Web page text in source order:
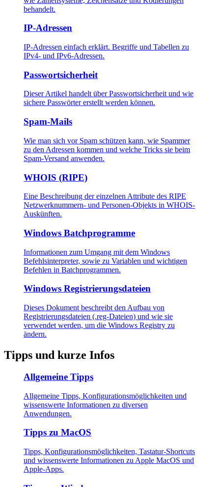
behandelt.
IP-Adressen
IP-Adressen einfach erklärt. Begriffe und Tabellen zu
IPv4- und IPv6-Adressen.
Passwortsicherheit
Dieser Artikel handelt über Passwortsicherheit und wie
sichere Passwörter erstellt werden können.
Spam-Mails
Wie man sich vor Spam schützen kann, wie Spammer
zu den Adressen kommen und welche Tricks sie beim
Spam-Versand anwenden.
WHOIS (RIPE)
Eine Beschreibung der einzelnen Attribute des RIPE
Netzwerknummern- und Personen-Objekts in WHOIS-
Auskünften.
Windows Batchprogramme
Informationen zum Umgang mit dem Windows
Befehlsinterpreter, sowie zu Variablen und wichtigen
Befehlen in Batchprogrammen.
Windows Registrierungsdateien
Dieses Dokument beschreibt den Aufbau von
Registrierungsdateien (.reg-Dateien) und wie sie
verwendet werden, um die Windows Registry zu
ändern.
Tipps und kurze Infos
Allgemeine Tipps
Allgemeine Tipps, Konfigurationsmöglichkeiten und
wissenswerte Informationen zu diversen
Anwendungen.
Tipps zu MacOS
Tipps, Konfigurationsmöglichkeiten, Tastatur-Shortcuts
und wissenswerte Informationen zu Apple MacOS und
Apple-Apps.